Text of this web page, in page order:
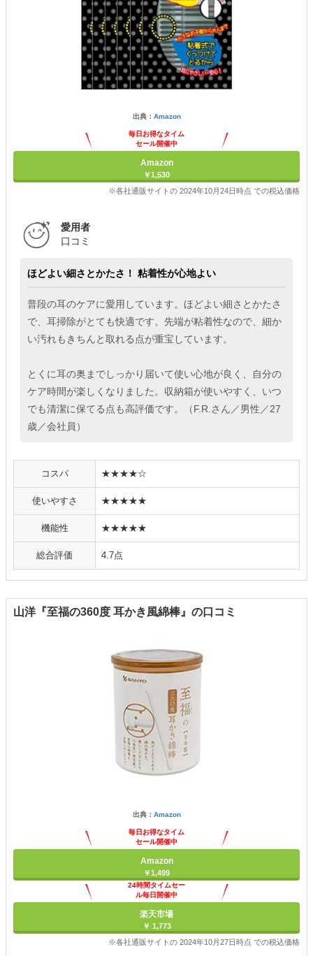
出典： Amazon
毎日お得なタイム
セール開催中
Amazon
￥1,530
※各社通販サイトの 2024年10月24日時点 での税込価格
愛用者
口コミ
ほどよい細さとかたさ！ 粘着性が心地よい
普段の耳のケアに愛用しています。ほどよい細さとかたさ
で、耳掃除がとても快適です。先端が粘着性なので、細か
い汚れもきちんと取れる点が重宝しています。
とくに耳の奥までしっかり届いて使い心地が良く、自分の
ケア時間が楽しくなりました。収納箱が使いやすく、いつ
でも清潔に保てる点も高評価です。（F.R.さん／男性／27
歳／会社員）
コスパ ★★★★☆
使いやすさ ★★★★★
機能性 ★★★★★
総合評価 4.7点
山洋『至福の360度 耳かき風綿棒』の口コミ
出典： Amazon
毎日お得なタイム
セール開催中
Amazon
￥1,499
24時間タイムセー
ル毎日開催中
楽天市場
￥ 1,773
※各社通販サイトの 2024年10月27日時点 での税込価格